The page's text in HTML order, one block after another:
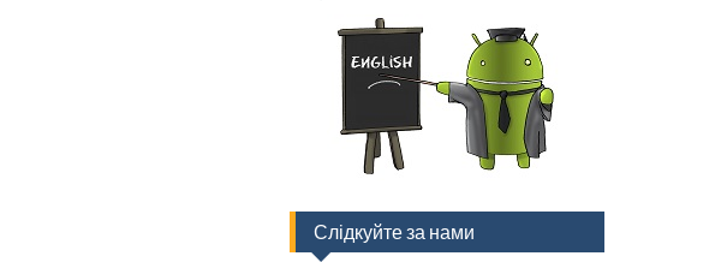
Слідкуйте за нами